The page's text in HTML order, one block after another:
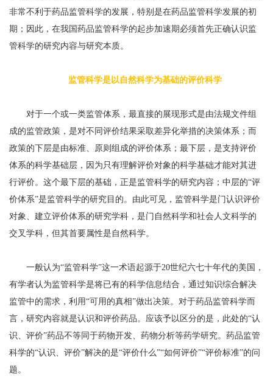
非常不利于药品监管科学的发展，特别是在药品监管科学发展的初
期；因此，在我国药品监管科学的起步加速期必须首先正确认识监
管科学的研究内容与研究本质。
监管科学是以自然科学为基础的评价科学
对于一个或一类监管体系，最直接的展现形式是由法规文件组
成的监管政策，是对不同评价结果采取差异化举措的决策体系；而
政策的下层是由标准、原则组成的评价体系；最下层，是支持评价
体系的科学基础层，因为只有理解评价对象的科学基础才能对其进
行评价。这个最下层的基础，正是监管科学的研究内容；中层的“评
价体系”是监管科学的研究目的。由此可见，监管科学是门认识评价
对象、建立评价体系的研究学科，是门自然科学和社会人文科学的
交叉学科，但其首要属性是自然科学。
一般认为“监管科学”这一术语起源于20世纪六七十年代的美国，
有学者认为监管科学是将已有的科学信息结合，通过知识综合解决
监管中的需求，利用“可用的真相”做出决策。对于药品监管科学而
言，研究内容就是认识和评价药品。应该予以区分的是，此处的“认
识、评价”药品不等同于药物开发、药物分析等药学研究。药品监管
科学的“认识、评价”解决的是“评价什么”“如何评价”“评价标准”的问
题。